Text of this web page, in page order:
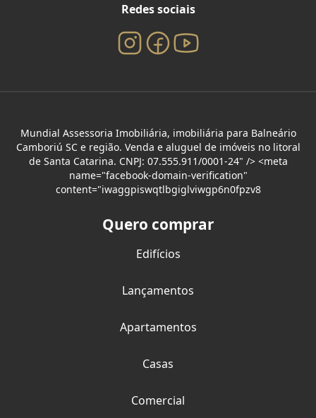
Redes sociais
Mundial Assessoria Imobiliária, imobiliária para Balneário
Camboriú SC e região. Venda e aluguel de imóveis no litoral
de Santa Catarina. CNPJ: 07.555.911/0001-24" /> <meta
name="facebook-domain-verification"
content="iwaggpiswqtlbgiglviwgp6n0fpzv8
Quero comprar
Edifícios
Lançamentos
Apartamentos
Casas
Comercial